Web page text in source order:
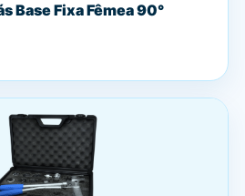
Base Fixa Fêmea 90°